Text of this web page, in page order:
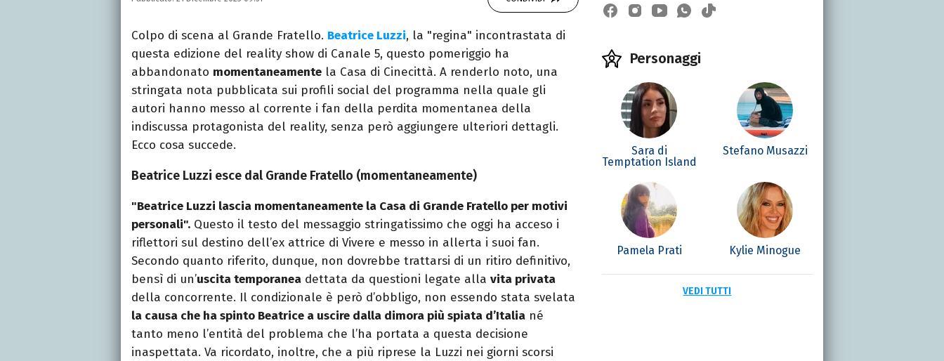
Colpo di scena al Grande Fratello. Beatrice Luzzi, la "regina" incontrastata di
questa edizione del reality show di Canale 5, questo pomeriggio ha
abbandonato momentaneamente la Casa di Cinecittà. A renderlo noto, una
stringata nota pubblicata sui profili social del programma nella quale gli
autori hanno messo al corrente i fan della perdita momentanea della
indiscussa protagonista del reality, senza però aggiungere ulteriori dettagli.
Ecco cosa succede.
Beatrice Luzzi esce dal Grande Fratello (momentaneamente)
"Beatrice Luzzi lascia momentaneamente la Casa di Grande Fratello per motivi
personali". Questo il testo del messaggio stringatissimo che oggi ha acceso i
riflettori sul destino dell’ex attrice di Vivere e messo in allerta i suoi fan.
Secondo quanto riferito, dunque, non dovrebbe trattarsi di un ritiro definitivo,
bensì di un’uscita temporanea dettata da questioni legate alla vita privata
della concorrente. Il condizionale è però d’obbligo, non essendo stata svelata
la causa che ha spinto Beatrice a uscire dalla dimora più spiata d’Italia né
tanto meno l’entità del problema che l’ha portata a questa decisione
inaspettata. Va ricordato, inoltre, che a più riprese la Luzzi nei giorni scorsi
Personaggi
Sara di
Temptation Island
Stefano Musazzi
Pamela Prati Kylie Minogue
VEDI TUTTI